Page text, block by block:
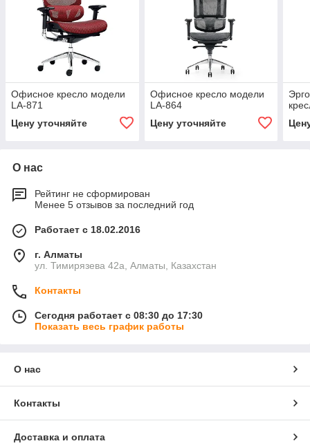
Офисное кресло модели
LA-871
Цену уточняйте
Офисное кресло модели
LA-864
Цену уточняйте
О нас
Рейтинг не сформирован
Менее 5 отзывов за последний год
Работает с 18.02.2016
г. Алматы
ул. Тимирязева 42а, Алматы, Казахстан
Контакты
Сегодня работает с 08:30 до 17:30
Показать весь график работы
О нас
Контакты
Доставка и оплата